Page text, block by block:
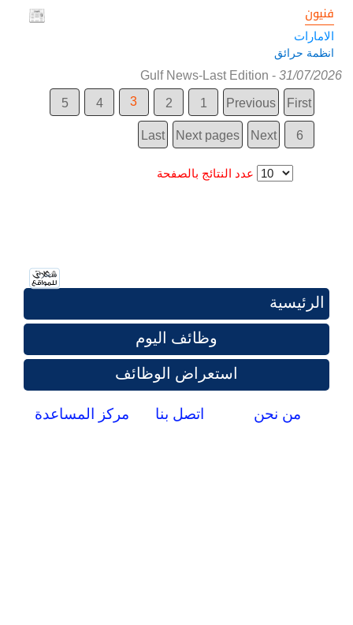
فنيون
الامارات
انظمة حرائق
Gulf News-Last Edition - 31/07/2026
First
Previous
1
2
3
4
5
6
Next
Next pages
Last
عدد النتائج بالصفحة
الرئيسية
وظائف اليوم
استعراض الوظائف
من نحن اتصل بنا مركز المساعدة